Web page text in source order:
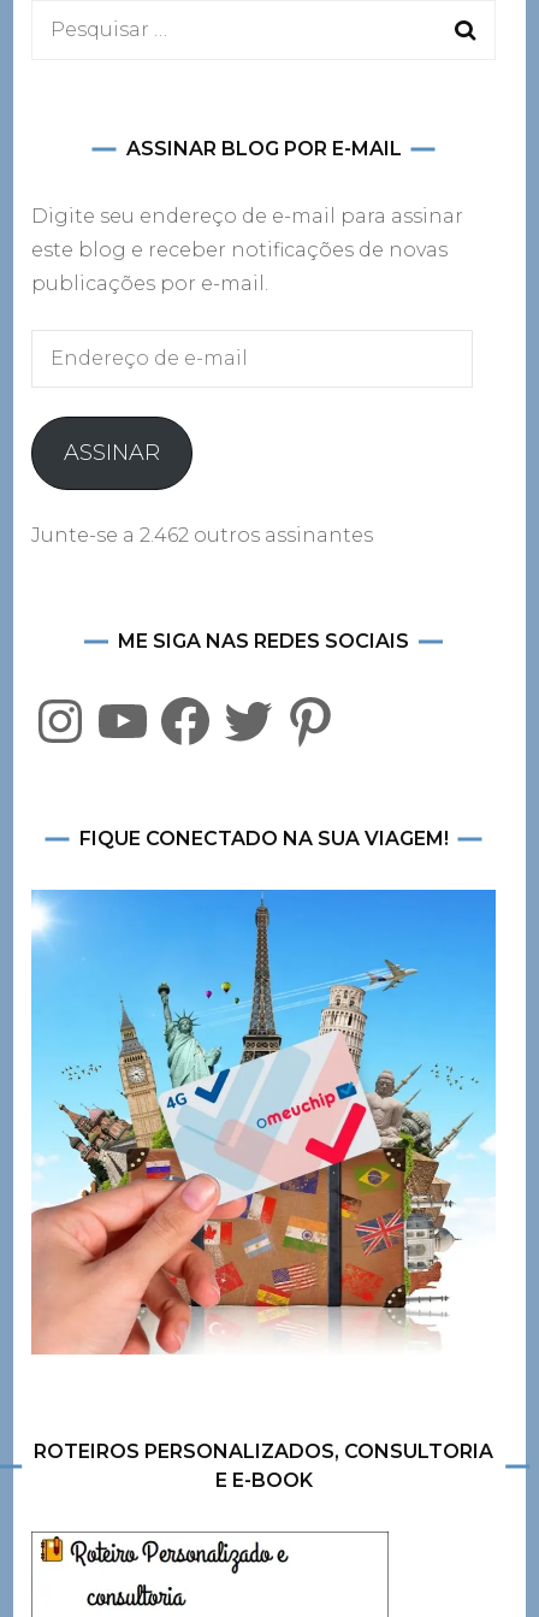
Pesquisar
ASSINAR BLOG POR E-MAIL
Digite seu endereço de e-mail para assinar
este blog e receber notificações de novas
publicações por e-mail.
Endereço
mailASSINAR
Junte-se a 2.462 outros assinantes
ME SIGA NAS REDES SOCIAIS
InstagramYouTubeFacebookTwitter Pinterest
FIQUE CONECTADO NA SUA VIAGEM!
ROTEIROS PERSONALIZADOS, CONSULTORIA
E E-BOOK